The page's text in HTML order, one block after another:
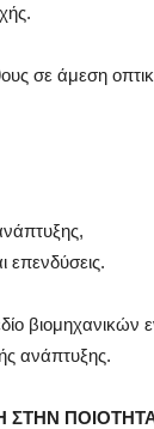
σε άμεση
επενδύσεις.
ανάπτυξης.
ΣΤΗΝ